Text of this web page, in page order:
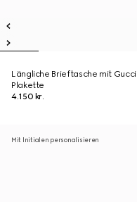
Längliche Brieftasche mit Gucci
Plakette
4.150 kr.
Mit Initialen personalisieren